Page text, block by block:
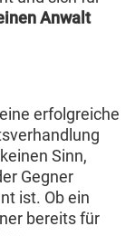
Anwalt
erfolgreiche
Sinn,
Gegner
ist. Ob ein
bereits für